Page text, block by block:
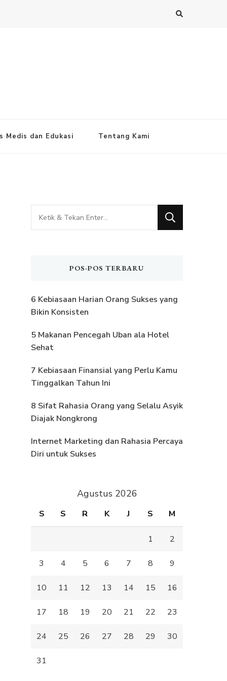
Medis dan Edukasi Tentang Kami
Mencari
Sesuatu?
POS-POS TERBARU
6 Kebiasaan Harian Orang Sukses yang
Bikin Konsisten
5 Makanan Pencegah Uban ala Hotel
Sehat
7 Kebiasaan Finansial yang Perlu Kamu
Tinggalkan Tahun Ini
8 Sifat Rahasia Orang yang Selalu Asyik
Diajak Nongkrong
Internet Marketing dan Rahasia Percaya
Diri untuk Sukses
Agustus 2026
S S R K J S M
1 2
3 4 5 6 7 8 9
10 11 12 13 14 15 16
17 18 19 20 21 22 23
24 25 26 27 28 29 30
31